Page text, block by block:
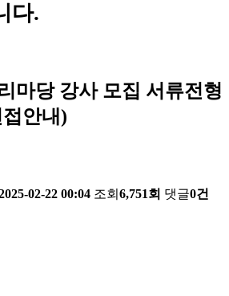
다.
마당 강사 모집 서류전형
안내)
02-22 00:04 조회 6,751회 댓글0건